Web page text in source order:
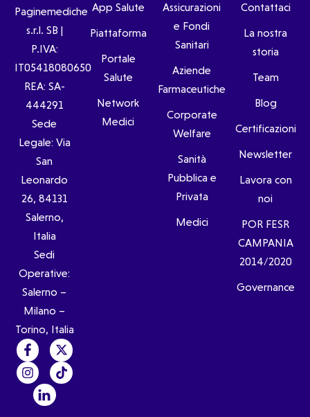
Paginemediche
s.r.l. SB |
P.IVA:
IT05418080650
REA: SA-
444291
Sede
Legale: Via
San
Leonardo
26, 84131
Salerno,
Italia
Sedi
Operative:
Salerno –
Milano –
Torino, Italia
App Salute
Piattaforma
Portale
Salute
Network
Medici
Assicurazioni
e Fondi
Sanitari
Aziende
Farmaceutiche
Corporate
Welfare
Sanità
Pubblica e
Privata
Medici
Contattaci
La nostra
storia
Team
Blog
Certificazioni
Newsletter
Lavora con
noi
POR FESR
CAMPANIA
2014/2020
Governance